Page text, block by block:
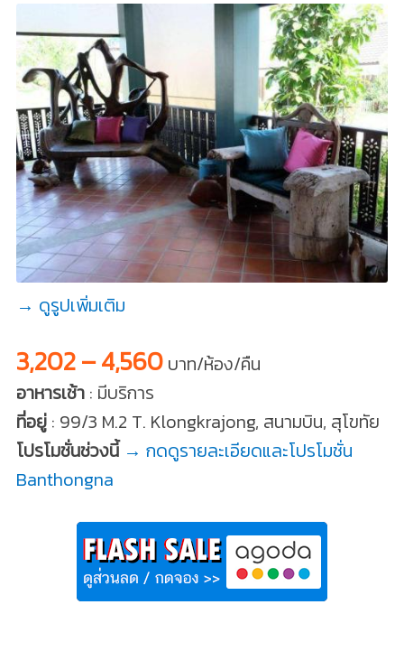
→ ดูรูปเพิ่มเติม
3,202 – 4,560บาท/ห้อง/คืน
อาหารเช้า: มีบริการ
ที่อยู่: 99/3 M.2 T. Klongkrajong, สนามบิน, สุโขทัย
โปรโมชั่นช่วงนี้ → กดดูรายละเอียดและโปรโมชั่น
Banthongna